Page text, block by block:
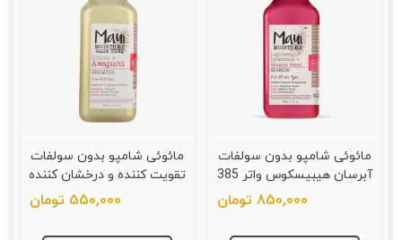
مائوئی شامپو بدون سولفات
آبرسان هیبیسکوس واتر 385
میلی لیتر
850,000 تومان
مائوئی شامپو بدون سولفات
تقویت کننده و درخشان کننده
550,000 تومان